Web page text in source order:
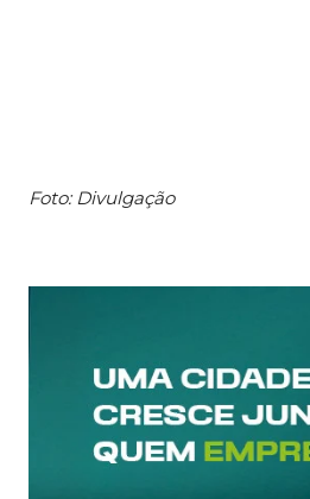
Foto: Divulgação